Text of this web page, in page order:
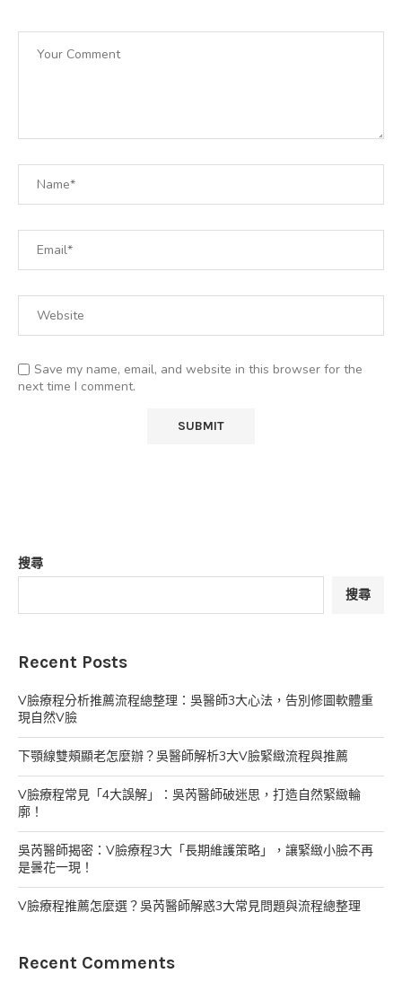
Save my name, email, and website in this browser for the
next time I comment.
搜尋
搜尋
Recent Posts
V臉療程分析推薦流程總整理：吳醫師3大心法，告別修圖軟體重
現自然V臉
下顎線雙頰顯老怎麼辦？吳醫師解析3大V臉緊緻流程與推薦
V臉療程常見「4大誤解」：吳芮醫師破迷思，打造自然緊緻輪
廓！
吳芮醫師揭密：V臉療程3大「長期維護策略」，讓緊緻小臉不再
是曇花一現！
V臉療程推薦怎麼選？吳芮醫師解惑3大常見問題與流程總整理
Recent Comments